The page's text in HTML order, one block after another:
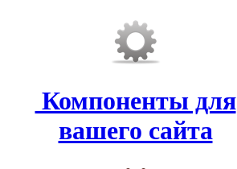
Компоненты для
вашего сайта